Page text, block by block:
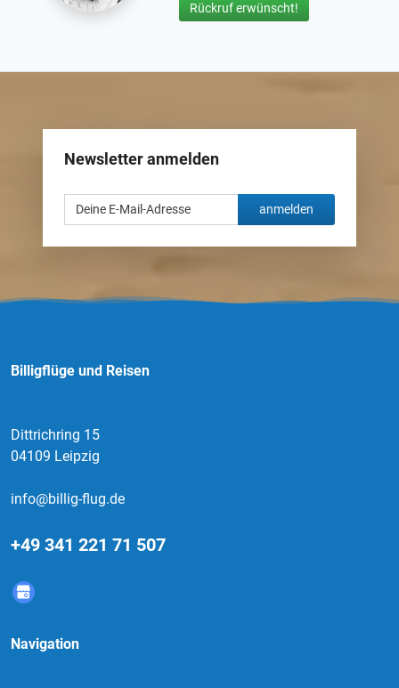
Rückruf erwünscht!
Newsletter anmelden
anmelden
Billigflüge und Reisen
Dittrichring 15
04109 Leipzig
info@billig-flug.de
+49 341 221 71 507
Navigation